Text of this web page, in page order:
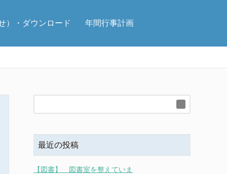
）・ダウンロード 年間行事計画
最近の投稿
【図書】 図書室を整えていま